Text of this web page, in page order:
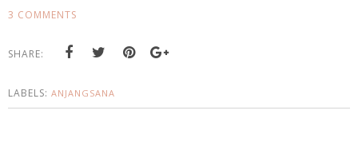
3 COMMENTS
SHARE:
LABELS: ANJANGSANA